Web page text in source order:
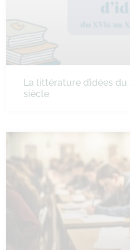
La littérature d’idées du
siècle